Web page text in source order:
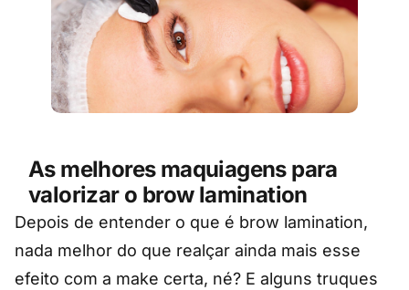
As melhores maquiagens para
valorizar o brow lamination
Depois de entender o que é brow lamination,
nada melhor do que realçar ainda mais esse
efeito com a make certa, né? E alguns truques